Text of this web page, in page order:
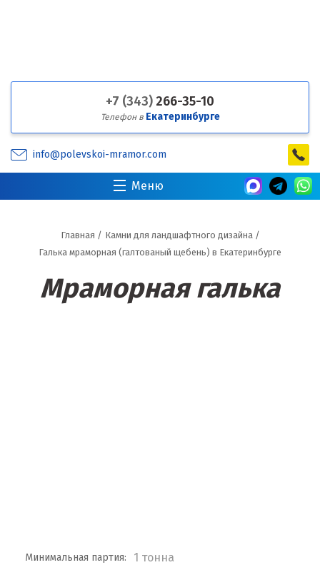
+7 (343) 266-35-10
Телефон в Екатеринбурге
info@polevskoi-mramor.com
Меню
Главная / Камни для ландшафтного дизайна /
Галька мраморная (галтованый щебень) в Екатеринбурге
Мраморная галька
Минимальная партия: 1 тонна